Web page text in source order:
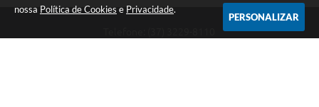
nossa Política de Cookies e Privacidade.
PERSONALIZAR